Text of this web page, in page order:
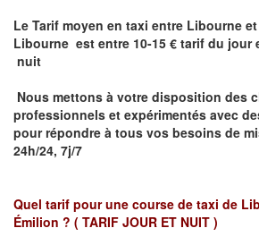
Le Tarif moyen en taxi entre Libourne
Libourne est entre 10-15 € tarif du jour
nuit
Nous mettons à votre disposition des
professionnels et expérimentés avec
pour répondre à tous vos besoins de
24h/24, 7j/7
Quel tarif pour une course de taxi de
Émilion ? ( TARIF JOUR ET NUIT )